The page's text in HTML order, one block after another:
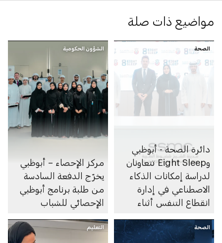
مواضيع ذات صلة
الصحة
دائرة الصحة - أبوظبي
وEight Sleep تتعاونان
لدراسة إمكانات الذكاء
الاصطناعي في إدارة
انقطاع التنفس أثناء
الشؤون الحكومية
مركز الإحصاء – أبوظبي
يخرّج الدفعة السادسة
من طلبة برنامج أبوظبي
الإحصائي للشباب
الصحة التعليم